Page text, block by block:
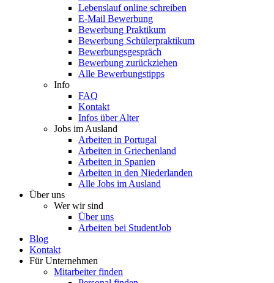
Lebenslauf online schreiben
E-Mail Bewerbung
Bewerbung Praktikum
Bewerbung Schülerpraktikum
Bewerbungsgespräch
Bewerbung zurückziehen
Alle Bewerbungstipps
Info
FAQ
Kontakt
Infos über Alter
Jobs im Ausland
Arbeiten in Portugal
Arbeiten in Griechenland
Arbeiten in Spanien
Arbeiten in den Niederlanden
Alle Jobs im Ausland
Über uns
Wer wir sind
Über uns
Arbeiten bei StudentJob
Blog
Kontakt
Für Unternehmen
Mitarbeiter finden